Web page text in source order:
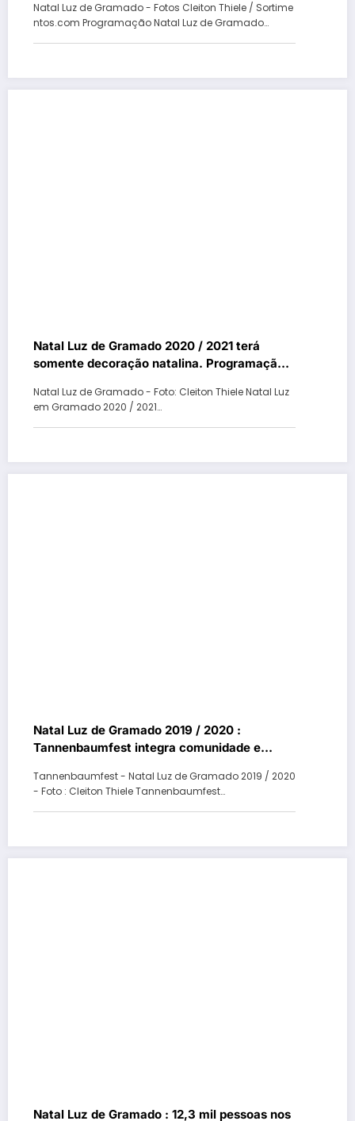
Natal Luz de Gramado - Fotos Cleiton Thiele / Sortime
ntos.com Programação Natal Luz de Gramado…
Natal Luz de Gramado 2020 / 2021 terá
somente decoração natalina. Programação
GramadoTur
Natal Luz de Gramado - Foto: Cleiton Thiele Natal Luz
em Gramado 2020 / 2021…
Natal Luz de Gramado 2019 / 2020 :
Tannenbaumfest integra comunidade e
Tannenbaumfest - Natal Luz de Gramado 2019 / 2020
- Foto : Cleiton Thiele Tannenbaumfest…
Natal Luz de Gramado : 12,3 mil pessoas nos